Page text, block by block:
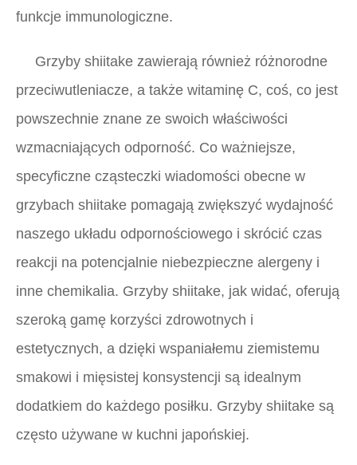
funkcje immunologiczne.
Grzyby shiitake zawierają również różnorodne
przeciwutleniacze, a także witaminę C, coś, co jest
powszechnie znane ze swoich właściwości
wzmacniających odporność. Co ważniejsze,
specyficzne cząsteczki wiadomości obecne w
grzybach shiitake pomagają zwiększyć wydajność
naszego układu odpornościowego i skrócić czas
reakcji na potencjalnie niebezpieczne alergeny i
inne chemikalia. Grzyby shiitake, jak widać, oferują
szeroką gamę korzyści zdrowotnych i
estetycznych, a dzięki wspaniałemu ziemistemu
smakowi i mięsistej konsystencji są idealnym
dodatkiem do każdego posiłku. Grzyby shiitake są
często używane w kuchni japońskiej.